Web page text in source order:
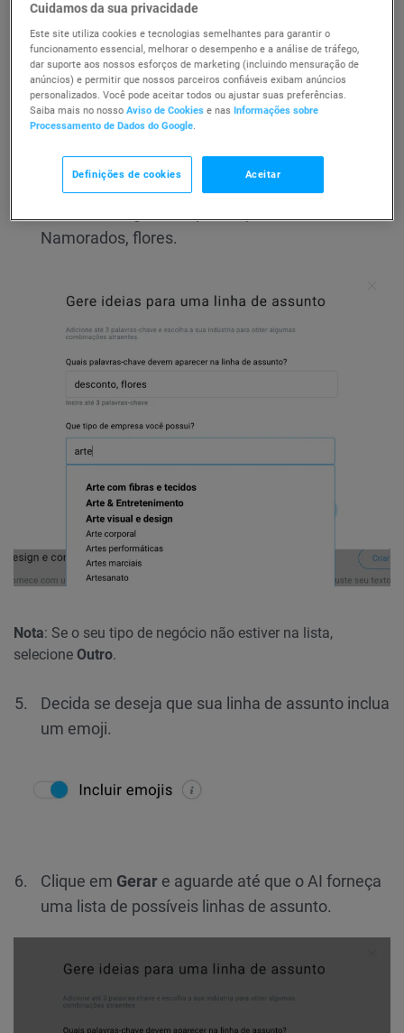
Na janela pop-up, adicione até 3 palavras-chave
e selecione o seu tipo de negócio. Você pode
usar palavras-chave únicas ou frases descritivas,
Namorados, flores.
Nota: Se o seu tipo de negócio não estiver na lista,
selecione Outro.
Decida se deseja que sua linha de assunto inclua
um emoji.
Clique em Gerar e aguarde até que o AI forneça
uma lista de possíveis linhas de assunto.
Cuidamos da sua privacidade
Este site utiliza cookies e tecnologias semelhantes para garantir o
funcionamento essencial, melhorar o desempenho e a análise de tráfego,
dar suporte aos nossos esforços de marketing (incluindo mensuração de
anúncios) e permitir que nossos parceiros confiáveis exibam anúncios
personalizados. Você pode aceitar todos ou ajustar suas preferências.
Saiba mais no nossoAviso de Cookies e nasInformações sobre
Processamento de Dados do Google.
Definições de cookies Aceitar